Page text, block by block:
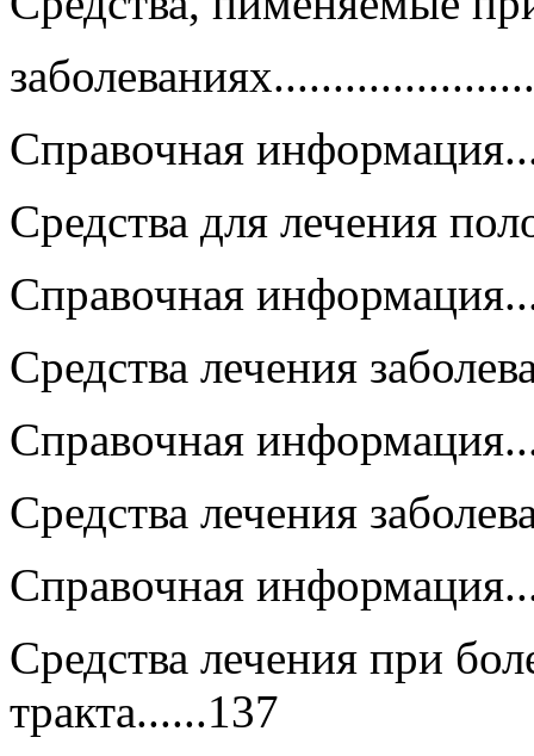
Справочная
Средства для лечения
Справочная
Средства лечения
Справочная
Средства лечения
Справочная
Средства лечения при
тракта......137